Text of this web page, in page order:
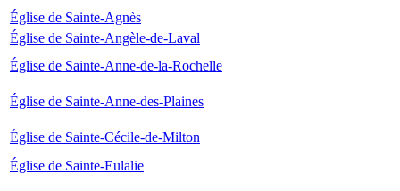
Église de Sainte-Agnès
Église de Sainte-Angèle-de-Laval
Église de Sainte-Anne-de-la-Rochelle
Église de Sainte-Anne-des-Plaines
Église de Sainte-Cécile-de-Milton
Église de Sainte-Eulalie